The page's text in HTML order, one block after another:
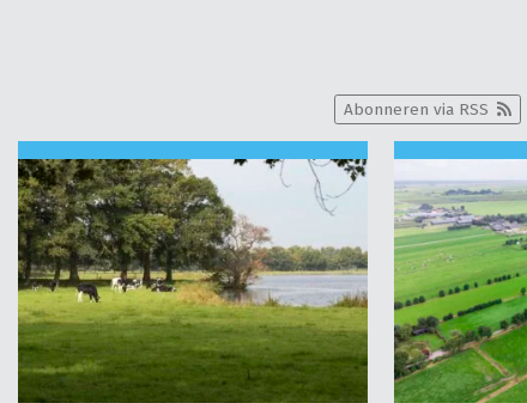
Abonneren via RSS